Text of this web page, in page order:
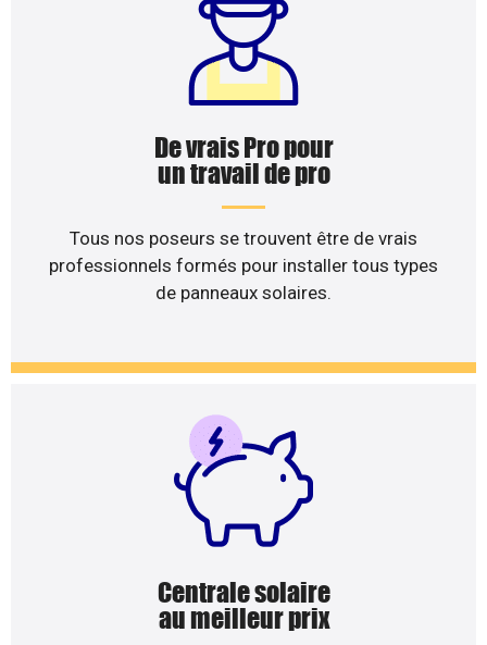
De vrais Pro pour
un travail de pro
Tous nos poseurs se trouvent être de vrais
professionnels formés pour installer tous types
de panneaux solaires.
Centrale solaire
au meilleur prix